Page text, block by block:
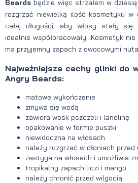
Beards będzie więc strzałem w
rozgrzać niewielką ilość kosmetyku w
całej długości, aby włosy stały
idealnie współpracowały. Kosmetyk
ma przyjemny zapach z owocowymi
Najważniejsze cechy glinki do
Angry Beards:
matowe wykończenie
zmywa się wodą
zawiera wosk pszczeli i lanolinę
opakowanie w formie puszki
niewidoczna na włosach
należy rozgrzać w dłoniach przed
zastyga na włosach i umożliwia
tropikalny zapach liczi i mango
należy chronić przed wilgocią